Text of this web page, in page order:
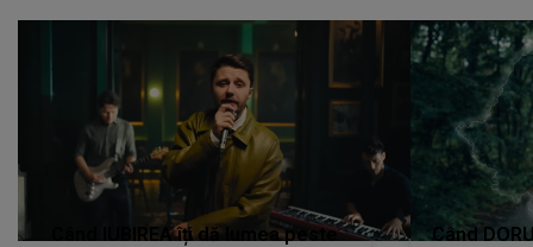
Când IUBIREA îți dă lumea peste
Când